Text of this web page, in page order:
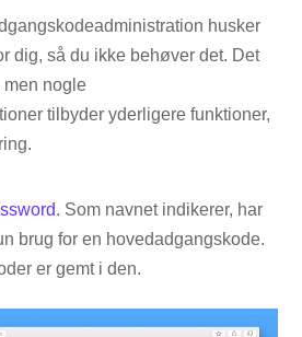
husker
dig, så du ikke behøver det. Det
nogle
tilbyder yderligere funktioner,
. Som navnet indikerer, har
brug for en hovedadgangskode.
er gemt i den.